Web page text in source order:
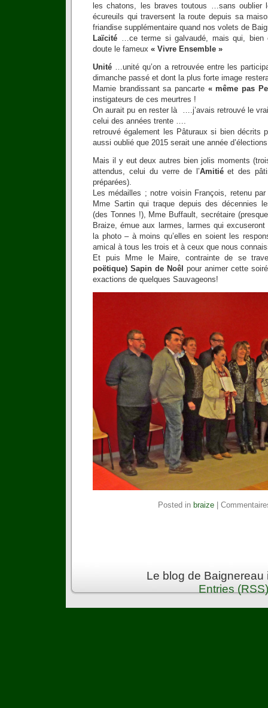
les chatons, les braves toutous …sans oublier
écureuils qui traversent la route depuis sa
friandise supplémentaire quand nos volets de
Laïcité …ce terme si galvaudé, mais qui, bien
doute le fameux « Vivre Ensemble »
Unité …unité qu’on a retrouvée entre les
dimanche passé et dont la plus forte image
Mamie brandissant sa pancarte« même pas
instigateurs de ces meurtres !
On aurait pu en rester là ….j’avais retrouvé le
celui des années trente ….
retrouvé également les Pâturaux si bien décrits
aussi oublié que 2015 serait une année
Mais il y eut deux autres bien jolis moments
attendus, celui du verre de l’Amitiéet des
préparées).
Les médailles ; notre voisin François, retenu
Mme Sartin qui traque depuis des décennies
(des Tonnes !), Mme Buffault, secrétaire
Braize, émue aux larmes, larmes qui
la photo – à moins qu’elles en soient les
amical à tous les trois et à ceux que nous
Et puis Mme le Maire, contrainte de se
poëtique) Sapin de Noêl pour animer cette
exactions de quelques Sauvageons!
Posted in braize|
Le blog de
Entries (RSS)